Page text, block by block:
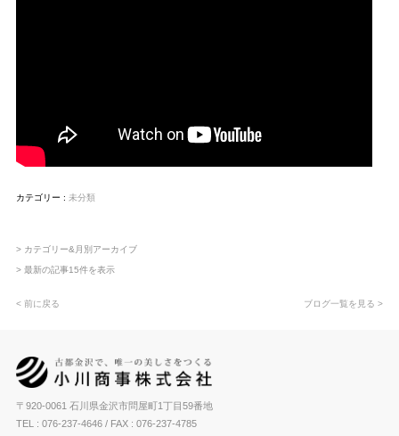
カテゴリー : 未分類
> カテゴリー&月別アーカイブ
> 最新の記事15件を表示
< 前に戻る ブログ一覧を見る >
〒920-0061 石川県金沢市問屋町1丁目59番地
TEL : 076-237-4646/ FAX : 076-237-4785